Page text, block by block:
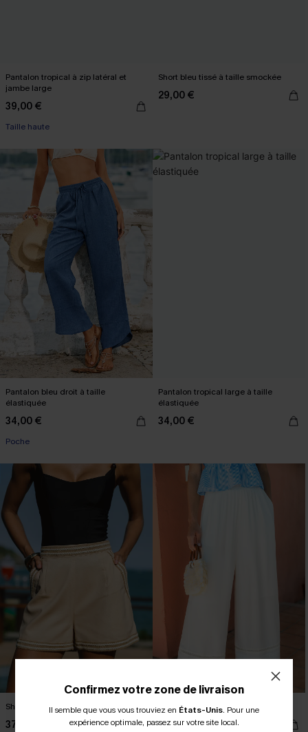
Pantalon tropical à zip latéral et
jambe large
39,00 €
Taille haute
Short bleu tissé à taille smockée
29,00 €
Pantalon bleu droit à taille
élastiquée
34,00 €
Poche
Pantalon tropical large à taille
élastiquée
34,00 €
Short beige à zip latéral
37,00 €
Pantalon blanc large à poches
39,00 €
Confirmez votre zone de livraison
Il semble que vous vous trouviez en États-Unis. Pour une
expérience optimale, passez sur votre site local.